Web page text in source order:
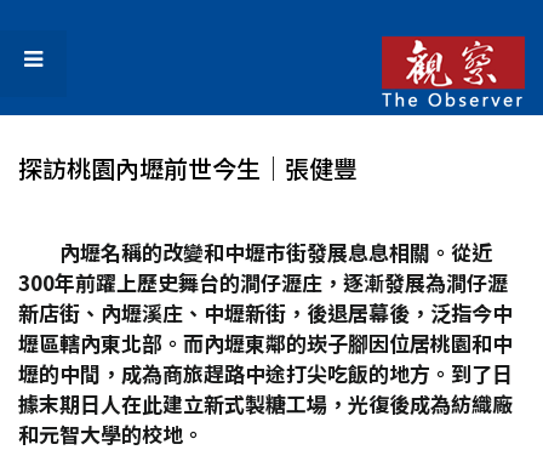
探訪桃園內壢前世今生│張健豐
內壢名稱的改變和中壢市街發展息息相關。從近
300年前躍上歷史舞台的澗仔瀝庄，逐漸發展為澗仔瀝
新店街、內壢溪庄、中壢新街，後退居幕後，泛指今中
壢區轄內東北部。而內壢東鄰的崁子腳因位居桃園和中
壢的中間，成為商旅趕路中途打尖吃飯的地方。到了日
據末期日人在此建立新式製糖工場，光復後成為紡織廠
和元智大學的校地。